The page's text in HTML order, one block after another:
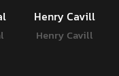
Henry Cavill
Henry Cavill